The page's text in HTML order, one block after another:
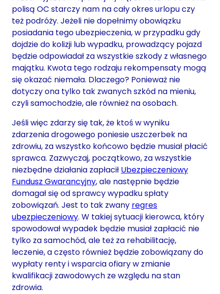
polisą OC starczy nam na cały okres urlopu czy
też podróży. Jeżeli nie dopełnimy obowiązku
posiadania tego ubezpieczenia, w przypadku gdy
dojdzie do kolizji lub wypadku, prowadzący pojazd
będzie odpowiadał za wszystkie szkody z własnego
majątku. Kwota tego rodzaju rekompensaty mogą
się okazać niemała. Dlaczego? Ponieważ nie
dotyczy ona tylko tak zwanych szkód na mieniu,
czyli samochodzie, ale również na osobach.
Jeśli więc zdarzy się tak, że ktoś w wyniku
zdarzenia drogowego poniesie uszczerbek na
zdrowiu, za wszystko końcowo będzie musiał płacić
sprawca. Zazwyczaj, początkowo, za wszystkie
niezbędne działania zapłacił Ubezpieczeniowy
Fundusz Gwarancyjny, ale następnie będzie
domagał się od sprawcy wypadku spłaty
zobowiązań. Jest to tak zwany regres
ubezpieczeniowy. W takiej sytuacji kierowca, który
spowodował wypadek będzie musiał zapłacić nie
tylko za samochód, ale też za rehabilitację,
leczenie, a często również będzie zobowiązany do
wypłaty renty i wsparcia ofiary w zmianie
kwalifikacji zawodowych ze względu na stan
zdrowia.